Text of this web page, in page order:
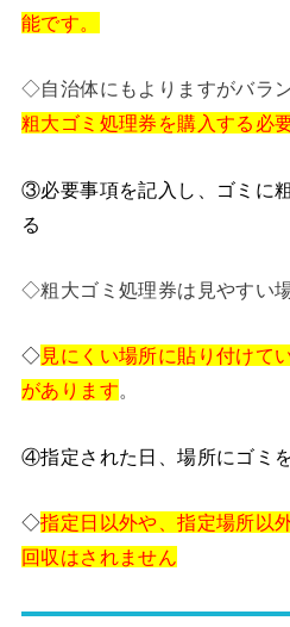
能です。
◇自治体にもよりますがバラ
粗大ゴミ処理券を購入する必
③必要事項を記入し、ゴミに
る
◇粗大ゴミ処理券は見やすい
◇見にくい場所に貼り付けて
があります。
④指定された日、場所にゴミ
◇指定日以外や、指定場所以
回収はされません